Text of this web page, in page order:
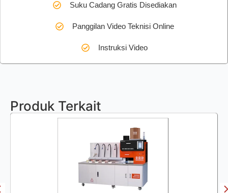
Suku Cadang Gratis Disediakan
Panggilan Video Teknisi Online
Instruksi Video
Produk Terkait